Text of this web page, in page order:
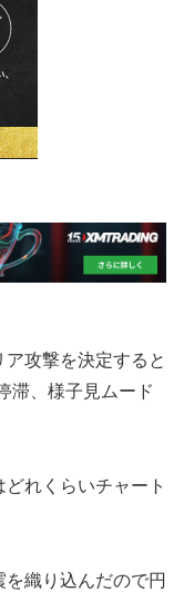
ア攻撃を決定すると
滞、様子見ムード
れくらいチャート
織り込んだので円